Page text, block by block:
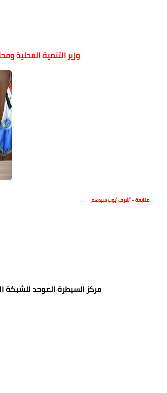
وزير التنمية المحلية
متابعة - أشرف أيوب سيدهم
مركز السيطرة الموحد للشبكة